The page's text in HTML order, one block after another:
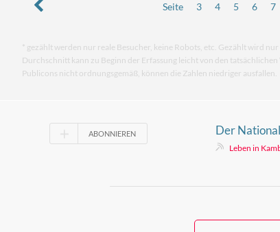
Seite 3 4 5 6 7
* gezählt werden nur reale Besucher, keine Robots, etc. Gezählt wird
Durchschnitt kann zu Beginn der Erfassung leicht von den
Publicons nicht ordnungsgemäß, können die Zahlen niedriger ausfallen.
ABONNIEREN
Der
purLeben in